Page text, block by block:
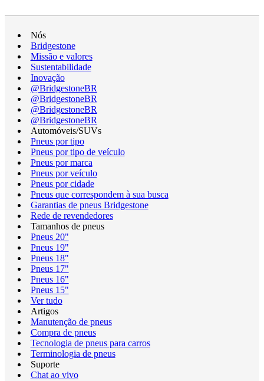
Nós
Bridgestone
Missão e valores
Sustentabilidade
Inovação
@BridgestoneBR
@BridgestoneBR
@BridgestoneBR
@BridgestoneBR
Automóveis/SUVs
Pneus por tipo
Pneus por tipo de veículo
Pneus por marca
Pneus por veículo
Pneus por cidade
Pneus que correspondem à sua busca
Garantias de pneus Bridgestone
Rede de revendedores
Tamanhos de pneus
Pneus 20"
Pneus 19"
Pneus 18"
Pneus 17"
Pneus 16"
Pneus 15"
Ver tudo
Artigos
Manutenção de pneus
Compra de pneus
Tecnologia de pneus para carros
Terminologia de pneus
Suporte
Chat ao vivo